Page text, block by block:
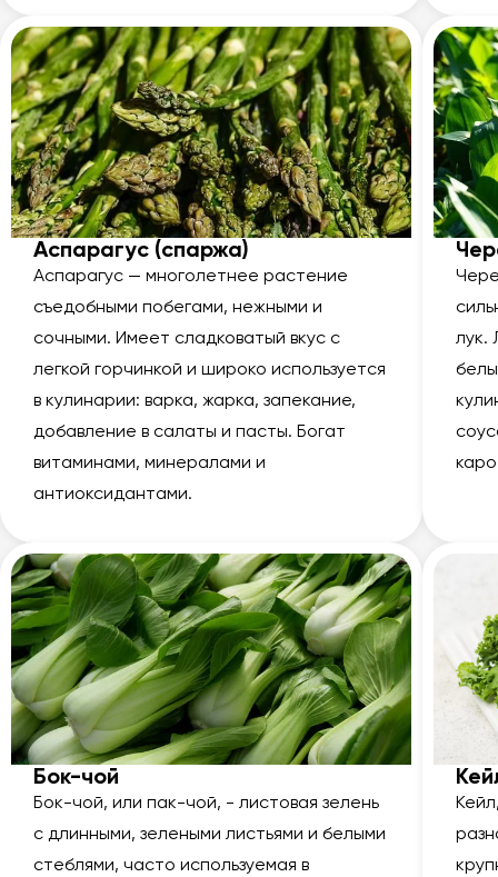
Аспарагус (спаржа)
Аспарагус — многолетнее растение
съедобными побегами, нежными и
сочными. Имеет сладковатый вкус с
легкой горчинкой и широко используется
в кулинарии: варка, жарка, запекание,
добавление в салаты и пасты. Богат
витаминами, минералами и
антиоксидантами.
лук.
Бок-чой
Бок-чой, или пак-чой, - листовая зелень
с длинными, зелеными листьями и белыми
стеблями, часто используемая в